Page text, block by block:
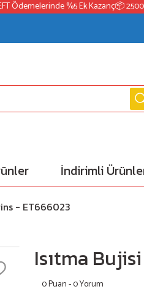
%5 Ek Kazanç📦 2500₺
İndirimli
- ET666023
Isıtma
0 Puan - 0 Yorum